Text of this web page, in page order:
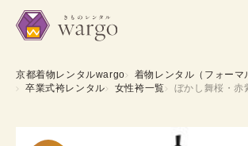
京都着物レンタルwargo
着物レンタル（フォーマ
卒業式袴レンタル
女性袴一覧 ぼかし舞桜・赤